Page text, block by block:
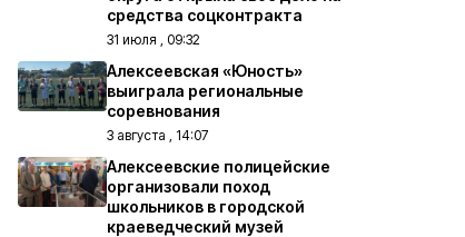
средства соцконтракта
31 июля , 09:32
Алексеевская «Юность»
выиграла региональные
соревнования
3 августа , 14:07
Алексеевские полицейские
организовали поход
школьников в городской
краеведческий музей